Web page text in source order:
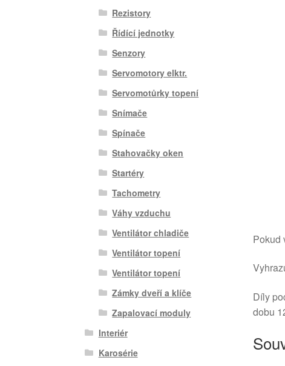
Pokud
Díly
dobu
Rezistory
Řídící jednotky
Senzory
Servomotory elktr.
Servomotůrky topení
Snímače
Spínače
Stahovačky oken
Startéry
Tachometry
Váhy vzduchu
Ventilátor chladiče
Ventilátor topení
Ventilátor topení
Zámky dveří a klíče
Zapalovací moduly
Interiér
Karosérie